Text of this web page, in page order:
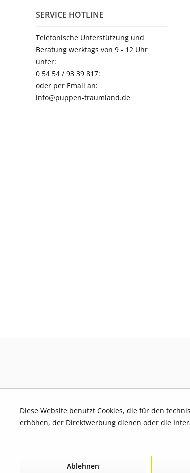
SERVICE HOTLINE
Telefonische Unterstützung und
Beratung werktags von 9 - 12 Uhr
unter:
0 54 54 / 93 39 817:
oder per Email an:
info@puppen-traumland.de
Diese Website benutzt Cookies, die für den
erhöhen, der Direktwerbung dienen oder die
Ablehnen